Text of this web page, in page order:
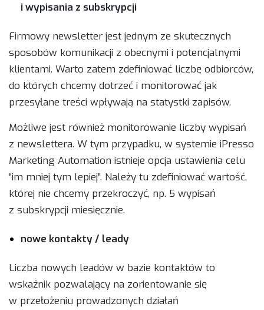
i wypisania z subskrypcji
Firmowy newsletter jest jednym ze skutecznych
sposobów komunikacji z obecnymi i potencjalnymi
klientami. Warto zatem zdefiniować liczbę odbiorców,
do których chcemy dotrzeć i monitorować jak
przesyłane treści wpływają na statystki zapisów.
Możliwe jest również monitorowanie liczby wypisań
z newslettera. W tym przypadku, w systemie iPresso
Marketing Automation istnieje opcja ustawienia celu
“im mniej tym lepiej”. Należy tu zdefiniować wartość,
której nie chcemy przekroczyć, np. 5 wypisań
z subskrypcji miesięcznie.
nowe kontakty / leady
Liczba nowych leadów w bazie kontaktów to
wskaźnik pozwalający na zorientowanie się
w przełożeniu prowadzonych działań